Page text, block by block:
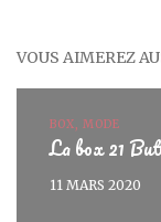
VOUS AIMEREZ
BOX, MODE
La box 21
11 MARS 2020